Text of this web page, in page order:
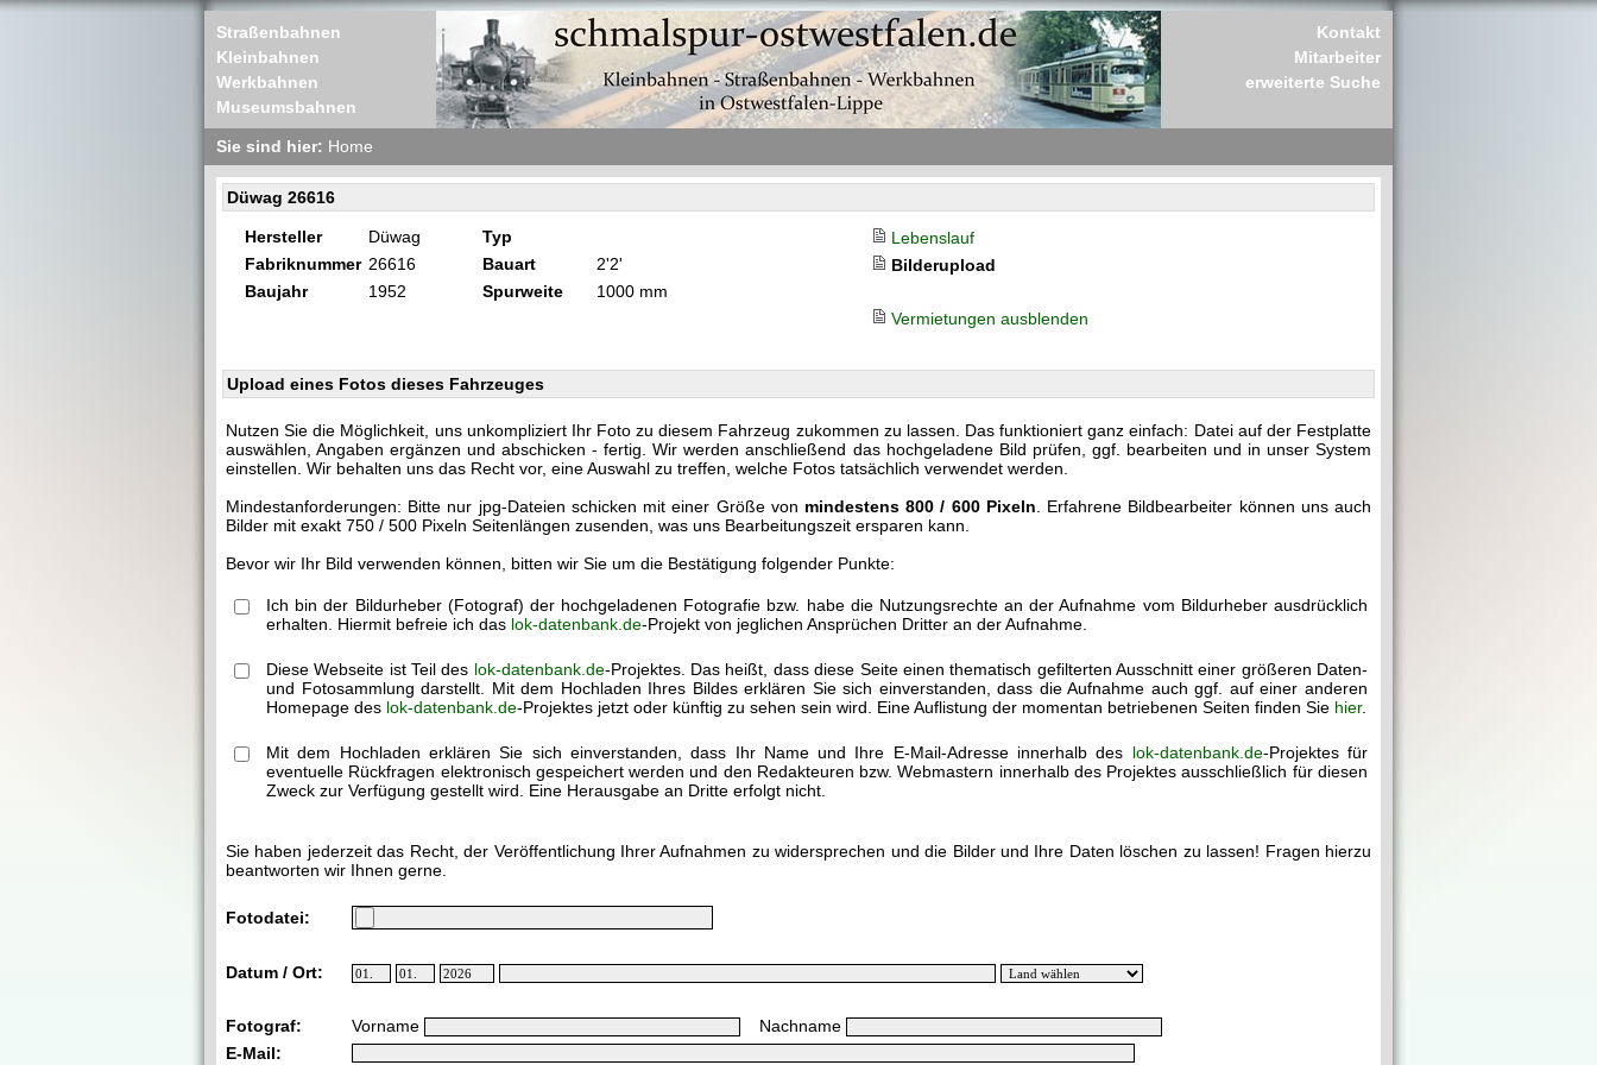
Straßenbahnen
Kleinbahnen
Werkbahnen
Museumsbahnen
Kontakt
Mitarbeiter
erweiterte Suche
Sie sind hier: Home
Düwag 26616
Hersteller Düwag Typ
Lebenslauf
Fabriknummer 26616 Bauart 2'2'
Bilderupload
Baujahr
1952 Spurweite
1000 mm
Vermietungen ausblenden
Upload eines Fotos dieses Fahrzeuges
Nutzen Sie die Möglichkeit, uns unkompliziert Ihr Foto zu diesem Fahrzeug zukommen zu lassen. Das funktioniert ganz einfach: Datei auf der Festplatte
auswählen, Angaben ergänzen und abschicken - fertig. Wir werden anschließend das hochgeladene Bild prüfen, ggf. bearbeiten und in unser System
einstellen. Wir behalten uns das Recht vor, eine Auswahl zu treffen, welche Fotos tatsächlich verwendet werden.
Mindestanforderungen: Bitte nur jpg-Dateien schicken mit einer Größe von mindestens 800 / 600 Pixeln . Erfahrene Bildbearbeiter können uns auch
Bilder mit exakt 750 / 500 Pixeln Seitenlängen zusenden, was uns Bearbeitungszeit ersparen kann.
Bevor wir Ihr Bild verwenden können, bitten wir Sie um die Bestätigung folgender Punkte:
Ich bin der Bildurheber (Fotograf) der hochgeladenen Fotografie bzw. habe die Nutzungsrechte an der Aufnahme vom Bildurheber ausdrücklich
erhalten. Hiermit befreie ich das lok-datenbank.de-Projekt von jeglichen Ansprüchen Dritter an der Aufnahme.
Diese Webseite ist Teil des lok-datenbank.de-Projektes. Das heißt, dass diese Seite einen thematisch gefilterten Ausschnitt einer größeren Daten-
und Fotosammlung darstellt. Mit dem Hochladen Ihres Bildes erklären Sie sich einverstanden, dass die Aufnahme auch ggf. auf einer anderen
Homepage des lok-datenbank.de-Projektes jetzt oder künftig zu sehen sein wird. Eine Auflistung der momentan betriebenen Seiten finden Sie hier.
Mit dem Hochladen erklären Sie sich einverstanden, dass Ihr Name und Ihre E-Mail-Adresse innerhalb des lok-datenbank.de-Projektes für
eventuelle Rückfragen elektronisch gespeichert werden und den Redakteuren bzw. Webmastern innerhalb des Projektes ausschließlich für diesen
Zweck zur Verfügung gestellt wird. Eine Herausgabe an Dritte erfolgt nicht.
Sie haben jederzeit das Recht, der Veröffentlichung Ihrer Aufnahmen zu widersprechen und die Bilder und Ihre Daten löschen zu lassen! Fragen hierzu
beantworten wir Ihnen gerne.
Fotodatei:
Datum / Ort:
Fotograf: Vorname
Nachname
E-Mail: